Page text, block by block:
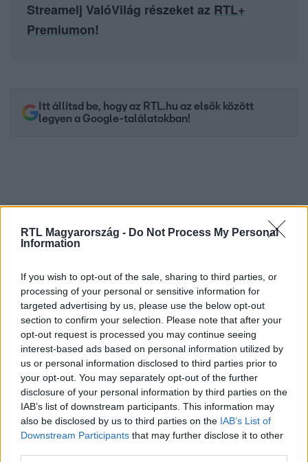
RTL Magyarország - Do Not Process My Personal
Information
If you wish to opt-out of the sale, sharing to third parties, or
processing of your personal or sensitive information for
targeted advertising by us, please use the below opt-out
section to confirm your selection. Please note that after your
opt-out request is processed you may continue seeing
interest-based ads based on personal information utilized by
us or personal information disclosed to third parties prior to
your opt-out. You may separately opt-out of the further
disclosure of your personal information by third parties on the
IAB’s list of downstream participants. This information may
also be disclosed by us to third parties on the IAB’s List of
Downstream Participants that may further disclose it to other
Streamelj ValóVilág részeket az RTL+
Premiumon!
Itt állítsd be, hogy az RTL.hu az elsők között
legyen a Google-találatokban!
Kövess minket, és értesülj a friss hírekről a
Facebookon is!
Követem